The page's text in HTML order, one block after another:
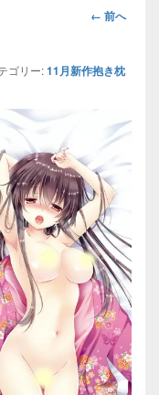
画
ビ
ン
← 前へ
ゴリー:11月新作抱き枕